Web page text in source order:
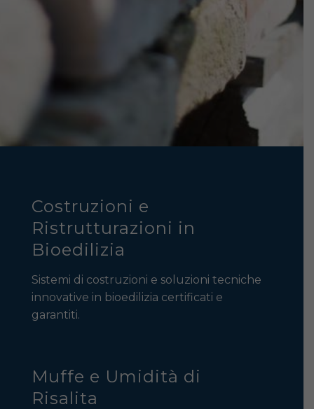
Costruzioni e
Ristrutturazioni in
Bioedilizia
Sistemi di costruzioni e soluzioni tecniche
innovative in bioedilizia certificati e
garantiti.
Muffe e Umidità di
Risalita